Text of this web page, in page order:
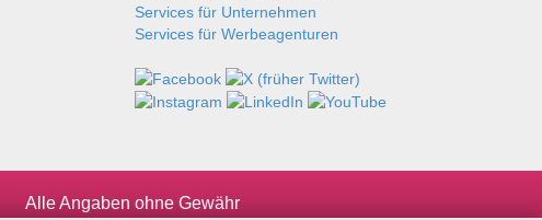
Services für Unternehmen
Services für Werbeagenturen
Alle Angaben ohne Gewähr